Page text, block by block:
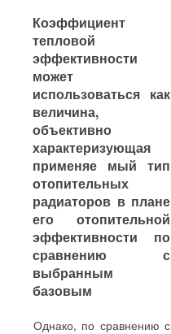
Коэффициент
тепловой
эффективности
может
использоваться как
величина,
объективно
характеризующая
применяе мый тип
отопительных
радиаторов в плане
его отопительной
эффективности по
сравнению с
выбранным
базовым
Однако, по сравнению с